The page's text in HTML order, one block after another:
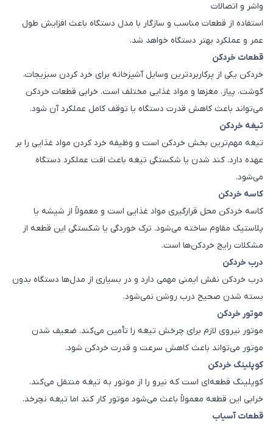
واشر و اتصالات
استفاده از قطعات مناسب و سازگار با مدل دستگاه باعث افزایش طول
عمر و عملکرد بهتر دستگاه خواهد شد.
قطعات خردکن
خردکن یکی از پرکاربردترین وسایل آشپزخانه برای خرد کردن سبزیجات،
گوشت، پیاز، مغزها و مواد غذایی مختلف است. خرابی قطعات خردکن
می‌تواند باعث کاهش قدرت دستگاه یا توقف کامل عملکرد آن شود.
تیغه خردکن
تیغه مهم‌ترین بخش خردکن است و وظیفه خرد کردن مواد غذایی را بر
عهده دارد. کند شدن یا شکستگی تیغه باعث افت عملکرد دستگاه
می‌شود.
کاسه خردکن
کاسه خردکن محل قرارگیری مواد غذایی است و معمولاً از شیشه یا
پلاستیک مقاوم ساخته می‌شود. ترک خوردگی یا شکستگی این قطعه از
مشکلات رایج خردکن‌ها است.
درب خردکن
درب خردکن نقش ایمنی مهمی دارد و در بسیاری از مدل‌ها دستگاه بدون
بسته شدن صحیح درب روشن نمی‌شود.
موتور خردکن
موتور نیروی لازم برای چرخش تیغه را تأمین می‌کند. ضعیف شدن
موتور می‌تواند باعث کاهش سرعت و قدرت خردکن شود.
کوپلینگ خردکن
کوپلینگ قطعه‌ای است که نیرو را از موتور به تیغه منتقل می‌کند.
خرابی این قطعه معمولاً باعث می‌شود موتور کار کند اما تیغه نچرخد.
قطعات آسیاب